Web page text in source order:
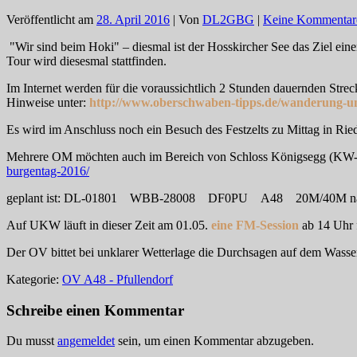
Veröffentlicht am 28. April 2016 | Von DL2GBG | Keine
"Wir sind beim Hoki" – diesmal ist der Hosskircher See das Ziel
Tour wird diesesmal stattfinden.
Im Internet werden für die voraussichtlich 2 Stunden dauernden
Hinweise unter: http://www.oberschwaben-tipps.de/wanderung-
Es wird im Anschluss noch ein Besuch des Festzelts zu Mittag in
Mehrere OM möchten auch im Bereich von Schloss Königsegg
burgentag-2016/
geplant ist: DL-01801 WBB-28008 DF0PU A48 20M/40M
Auf UKW läuft in dieser Zeit am 01.05. eine FM-Session ab 14 Uhr
Der OV bittet bei unklarer Wetterlage die Durchsagen auf dem
Kategorie: OV A48 - Pfullendorf
Schreibe einen Kommentar
Du musst angemeldet sein, um einen Kommentar abzugeben.